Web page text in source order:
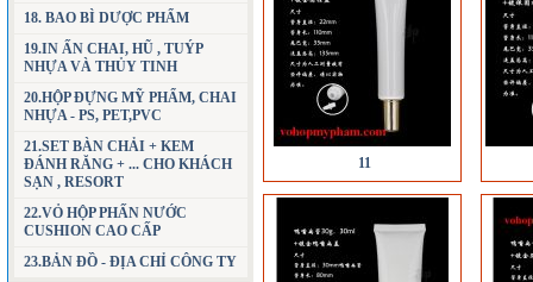
18. BAO BÌ DƯỢC PHẨM
19.IN ẤN CHAI, HŨ , TUÝP
NHỰA VÀ THỦY TINH
20.HỘP ĐỰNG MỸ PHẨM, CHAI
NHỰA - PS, PET,PVC
21.SET BÀN CHẢI + KEM
ĐÁNH RĂNG + ... CHO KHÁCH
SẠN , RESORT
22.VỎ HỘP PHẤN NƯỚC
CUSHION CAO CẤP
23.BẢN ĐỒ - ĐỊA CHỈ CÔNG TY
11